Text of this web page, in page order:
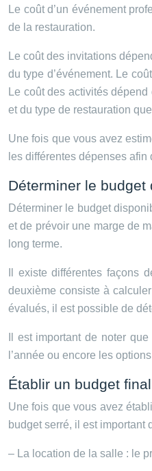
Le coût d’un événement
de la restauration.
Le coût des invitations
du type d’événement. Le
Le coût des activités
et du type de restauration
Une fois que vous avez
les différentes dépenses
Déterminer le budget
Déterminer le budget
et de prévoir une marge de
long terme.
Il existe différentes façons
deuxième consiste à
évalués, il est possible de
Il est important de noter
l’année ou encore les
Établir un budget
Une fois que vous avez
budget serré, il est important
– La location de la salle : le